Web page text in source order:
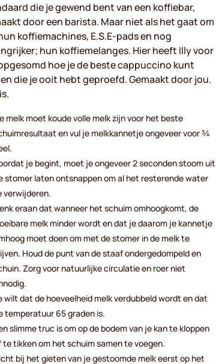
die je gewend bent van een koffiebar,
door een barista. Maar niet als het gaat om
koffiemachines, E.S.E-pads en nog
hun koffiemelanges. Hier heeft Illy voor
hoe je de beste cappuccino kunt
die je ooit hebt geproefd. Gemaakt door jou.
melk moet koude volle melk zijn voor het beste
en vul je melkkannetje ongeveer voor ¾
je begint, moet je ongeveer 2 seconden stoom uit
stomer laten ontsnappen om al het resterende water
verwijderen.
eraan dat wanneer het schuim omhoogkomt, de
melk minder wordt en dat je daarom je kannetje
moet doen om met de stomer in de melk te
Houd de punt van de staaf ondergedompeld en
Zorg voor natuurlijke circulatie en roer niet
wilt dat de hoeveelheid melk verdubbeld wordt en dat
temperatuur 65 graden is.
slimme truc is om op de bodem van je kan te kloppen
te tikken om het schuim samen te voegen.
bij het gieten van je gestoomde melk eerst op het